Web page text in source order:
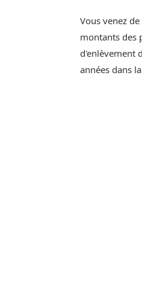
Vous venez
montants des
d'enlèvement
années dans